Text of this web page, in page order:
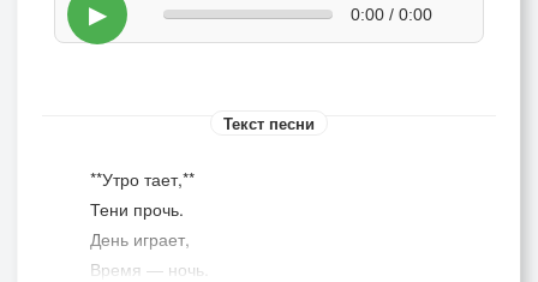
▶ 0:00 / 0:00
Текст песни
**Утро тает,**
Тени прочь.
День играет,
Время — ночь.